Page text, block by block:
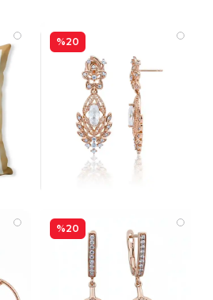
%20
%20